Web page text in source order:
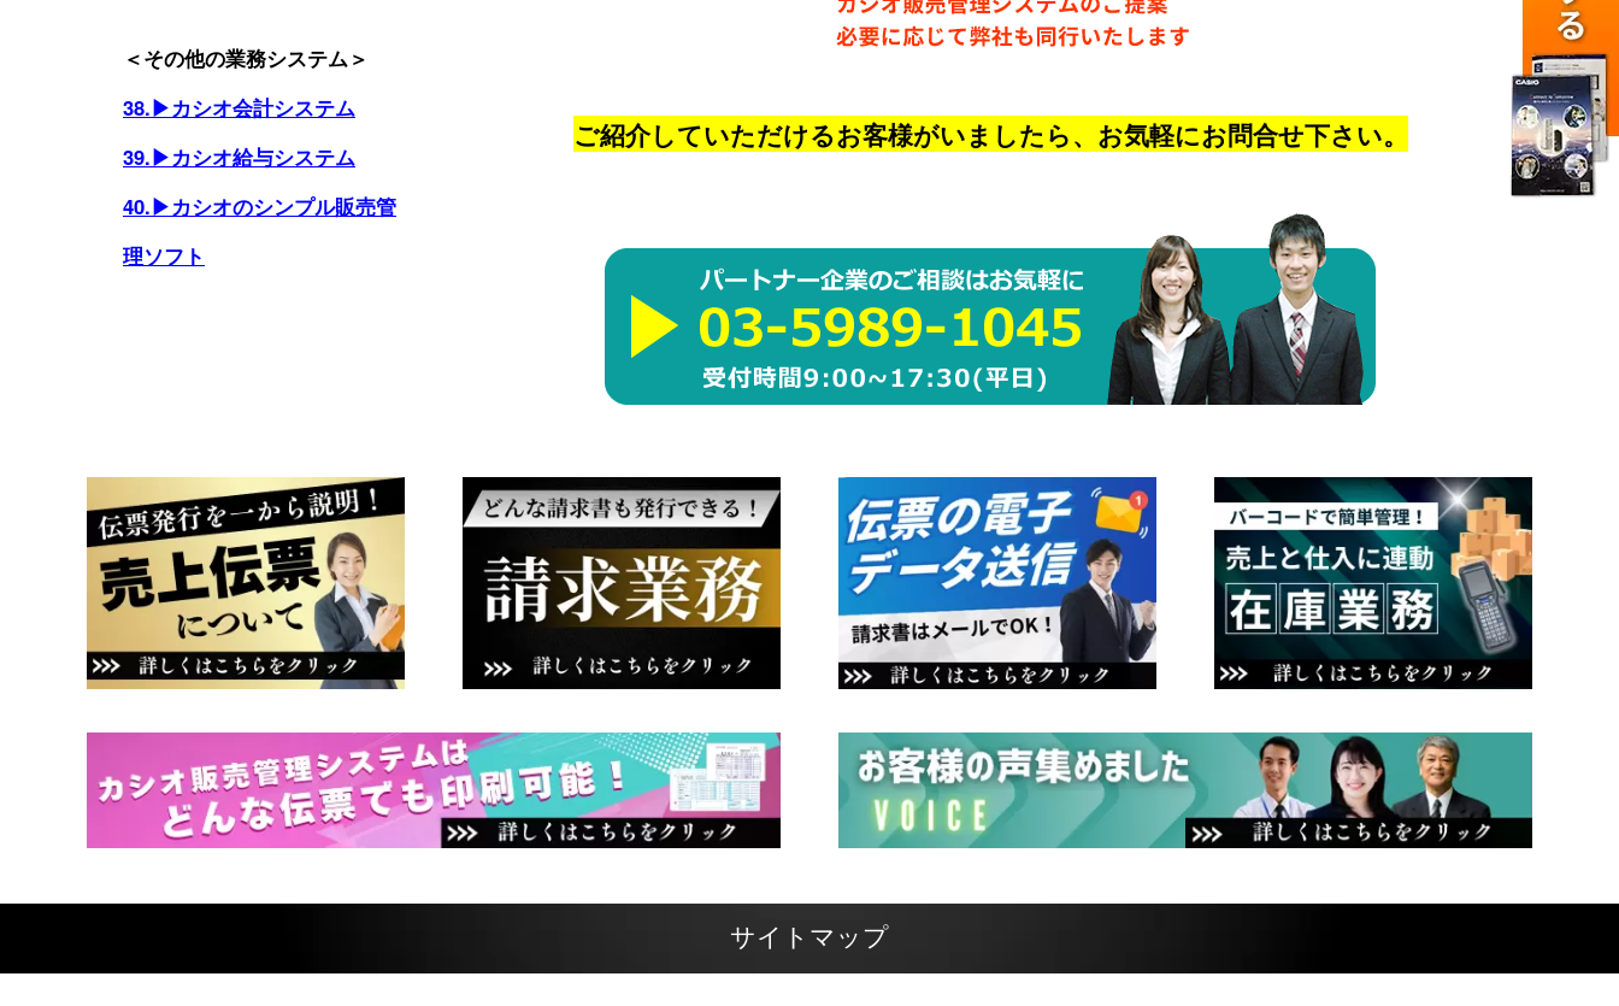
ご紹介していただけるお客様がいましたら、 お気軽にお問合せ下さい。
＜その他の業務システム＞
38.▶カシオ会計システム
39.▶カシオ給与システム
40.▶カシオのシンプル販売管
理ソフト
サイトマップ